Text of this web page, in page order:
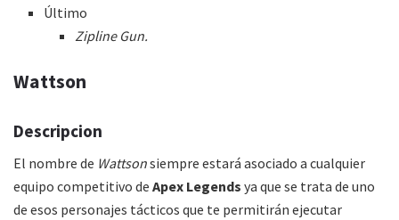
Último
Zipline Gun.
Wattson
Descripcion
El nombre de Wattsonsiempre estará asociado a cualquier
equipo competitivo de Apex Legends ya que se trata de uno
de esos personajes tácticos que te permitirán ejecutar